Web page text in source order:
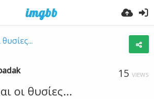
15 VIEWS
οι θυσίες...